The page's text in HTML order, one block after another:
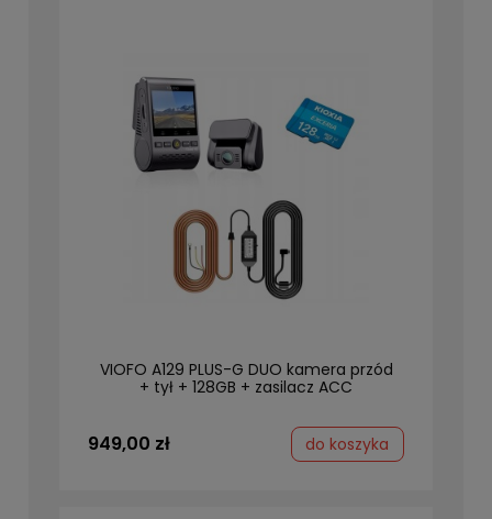
VIOFO A129 PLUS-G DUO kamera przód
+ tył + 128GB + zasilacz ACC
949,00 zł do koszyka